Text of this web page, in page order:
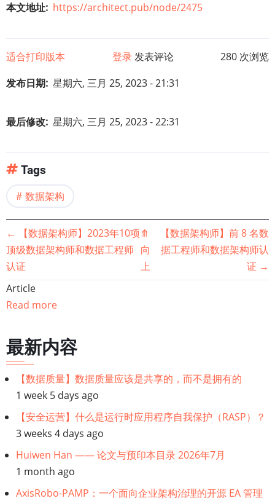
本文地址 https://architect.pub/node/2475
适合打印版本 登录发表评论
280 次浏览
发布日期 星期六, 三月 25, 2023 - 21:31
最后修改 星期六, 三月 25, 2023 - 22:31
Tags
数据架构
书
籍
遍
链
接：
【数
据
架
构
←
【数据架构师】2023年10项
顶级数据架构师和数据工程师
认证
⤊
向
上
【数据架构师】前 8 名数
据工程师和数据架构师认
证 →
Article
Read more
最新内容
【数据质量】数据质量应该是共享的，而不是拥有的
1 week 5 days ago
【安全运营】什么是运行时应用程序自我保护（RASP）？
3 weeks 4 days ago
Huiwen Han —— 论文与预印本目录 2026年7月
1 month ago
AxisRobo-PAMP：一个面向企业架构治理的开源 EA 管理